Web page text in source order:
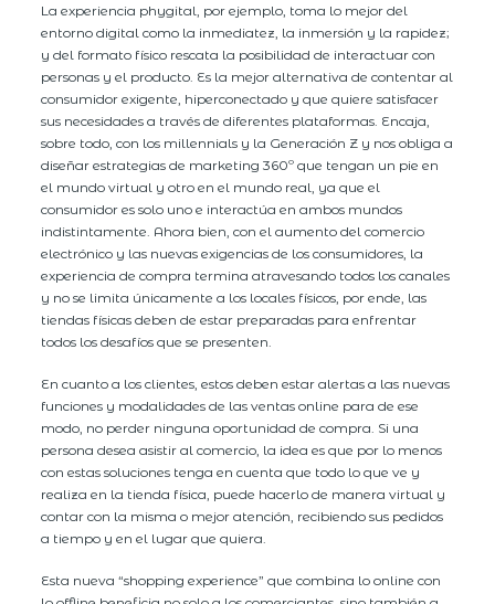
La experiencia phygital, por ejemplo, toma lo mejor del
entorno digital como la inmediatez, la inmersión y la rapidez;
y del formato físico rescata la posibilidad de interactuar con
personas y el producto. Es la mejor alternativa de contentar al
consumidor exigente, hiperconectado y que quiere satisfacer
sus necesidades a través de diferentes plataformas. Encaja,
sobre todo, con los millennials y la Generación Z y nos obliga a
diseñar estrategias de marketing 360º que tengan un pie en
el mundo virtual y otro en el mundo real, ya que el
consumidor es solo uno e interactúa en ambos mundos
indistintamente. Ahora bien, con el aumento del comercio
electrónico y las nuevas exigencias de los consumidores, la
experiencia de compra termina atravesando todos los canales
y no se limita únicamente a los locales físicos, por ende, las
tiendas físicas deben de estar preparadas para enfrentar
todos los desafíos que se presenten.
En cuanto a los clientes, estos deben estar alertas a las nuevas
funciones y modalidades de las ventas online para de ese
modo, no perder ninguna oportunidad de compra. Si una
persona desea asistir al comercio, la idea es que por lo menos
con estas soluciones tenga en cuenta que todo lo que ve y
realiza en la tienda física, puede hacerlo de manera virtual y
contar con la misma o mejor atención, recibiendo sus pedidos
a tiempo y en el lugar que quiera.
Esta nueva “shopping experience” que combina lo online con